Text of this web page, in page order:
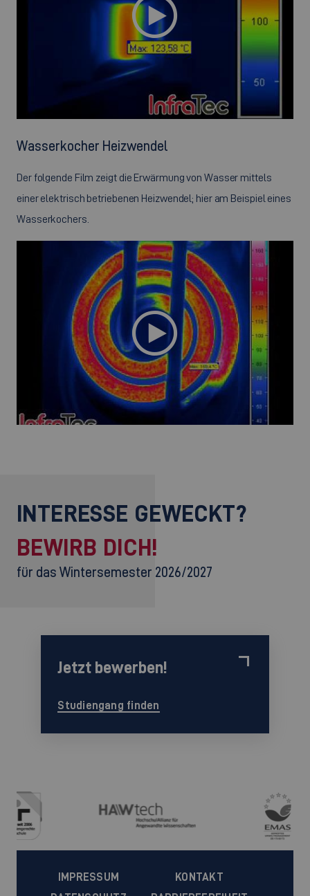
Wasserkocher Heizwendel
Der folgende Film zeigt die Erwärmung von Wasser mittels
einer elektrisch betriebenen Heizwendel; hier am Beispiel eines
Wasserkochers.
INTERESSE GEWECKT?
BEWIRB DICH!
für das Wintersemester 2026/2027
Jetzt bewerben!
Studiengang finden
IMPRESSUM
KONTAKT